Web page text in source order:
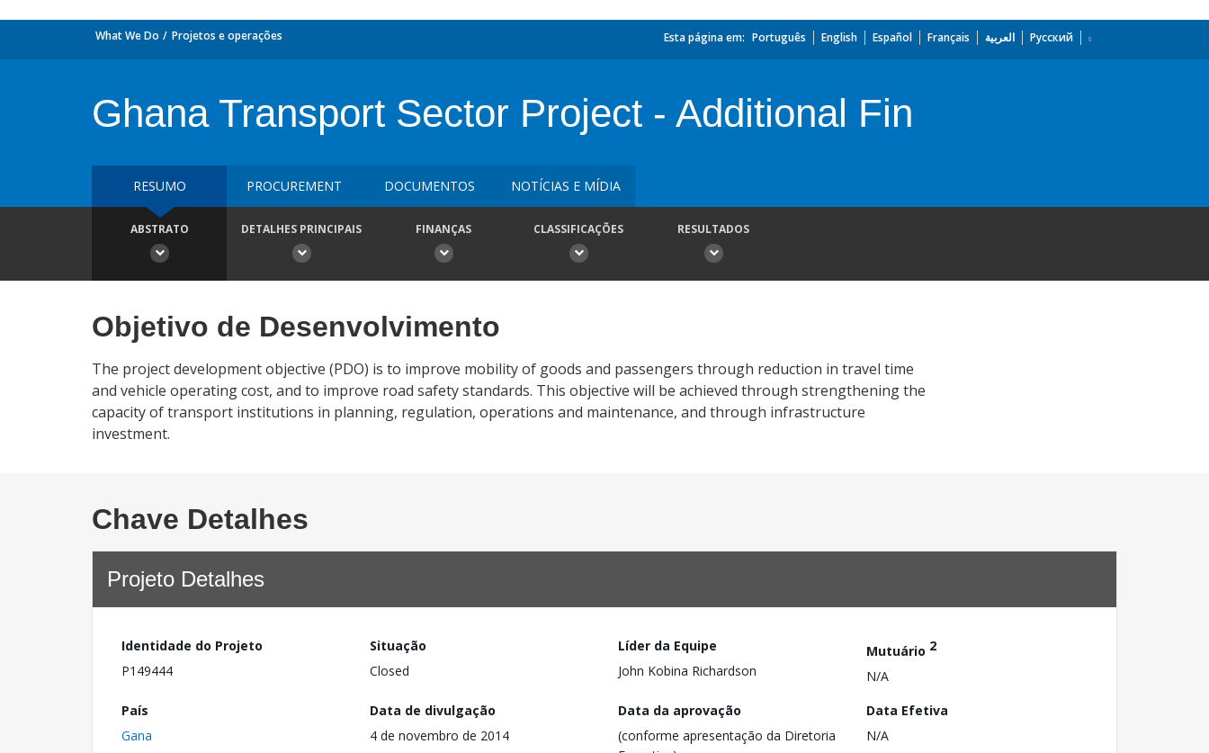
What We Do Projetos e operações Esta página em: Português English Español Français العربية Русский
Ghana Transport Sector Project - Additional Fin
RESUMO PROCUREMENT DOCUMENTOS NOTÍCIAS E MÍDIA
ABSTRATO DETALHES PRINCIPAIS FINANÇAS CLASSIFICAÇÕES RESULTADOS
Objetivo de Desenvolvimento
The project development objective (PDO) is to improve mobility of goods and passengers through reduction in travel time
and vehicle operating cost, and to improve road safety standards. This objective will be achieved through strengthening the
capacity of transport institutions in planning, regulation, operations and maintenance, and through infrastructure
investment.
Chave Detalhes
Projeto Detalhes
Identidade do Projeto
P149444
Situação
Closed
Líder da Equipe
John Kobina Richardson
Mutuário 2
N/A
País
Gana
Data de divulgação
4 de novembro de 2014
Data da aprovação
(conforme apresentação da Diretoria
Data Efetiva
N/A